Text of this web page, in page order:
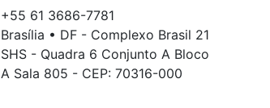
+55 61 3686-7781
Brasília • DF - Complexo Brasil 21
SHS - Quadra 6 Conjunto A Bloco
A Sala 805 - CEP: 70316-000